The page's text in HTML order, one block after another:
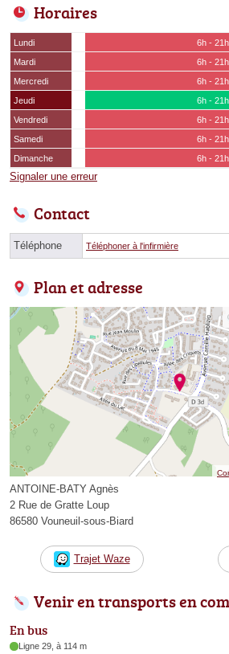
Horaires
Lundi
6h - 21h
Mardi
6h - 21h
Mercredi
6h - 21h
Jeudi
6h - 21h
Vendredi
6h - 21h
Samedi
6h - 21h
Dimanche
6h - 21h
Signaler une erreur
Contact
Téléphone Téléphoner à l'infirmière
Plan et adresse
ANTOINE-BATY Agnès
2 Rue de Gratte Loup
86580 Vouneuil-sous-Biard
Trajet Waze
Venir en transports en
En bus
Ligne 29, à 114 m